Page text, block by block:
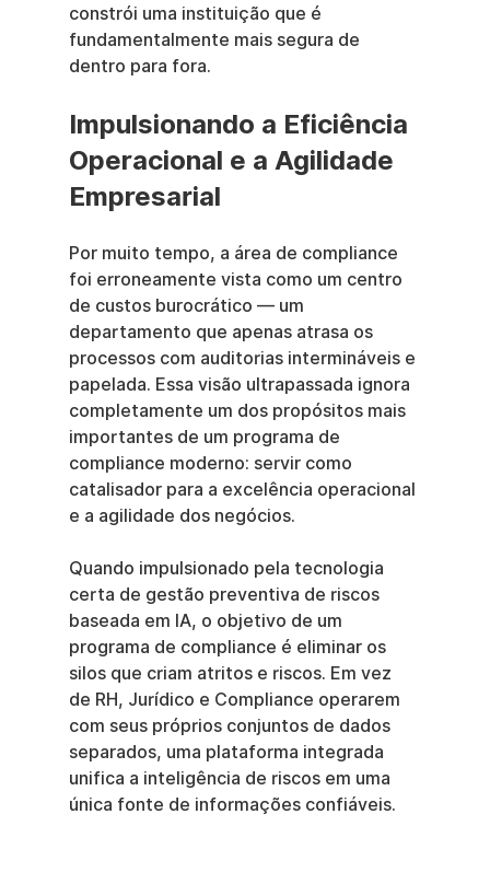
constrói uma instituição que é
fundamentalmente mais segura de
dentro para fora.
Impulsionando a Eficiência
Operacional e a Agilidade
Empresarial
Por muito tempo, a área de compliance
foi erroneamente vista como um centro
de custos burocrático — um
departamento que apenas atrasa os
processos com auditorias intermináveis e
papelada. Essa visão ultrapassada ignora
completamente um dos propósitos mais
importantes de um programa de
compliance moderno: servir como
catalisador para a excelência operacional
e a agilidade dos negócios.
Quando impulsionado pela tecnologia
certa de gestão preventiva de riscos
baseada em IA, o objetivo de um
programa de compliance é eliminar os
silos que criam atritos e riscos. Em vez
de RH, Jurídico e Compliance operarem
com seus próprios conjuntos de dados
separados, uma plataforma integrada
unifica a inteligência de riscos em uma
única fonte de informações confiáveis.